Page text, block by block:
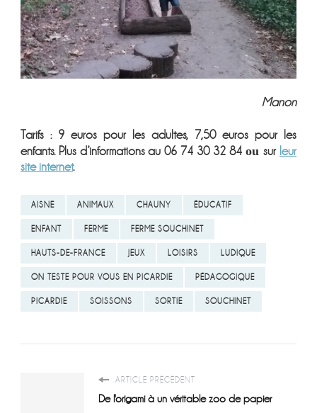
Manon
Tarifs : 9 euros pour les adultes, 7,50 euros pour les
enfants. Plus d’informations au 06 74 30 32 84ousur leur
site internet.
AISNE ANIMAUX CHAUNY ÉDUCATIF
ENFANT FERME FERME SOUCHINET
HAUTS-DE-FRANCE JEUX LOISIRS LUDIQUE
ON TESTE POUR VOUS EN PICARDIE PÉDAGOGIQUE
PICARDIE SOISSONS SORTIE SOUCHINET
ARTICLE PRÉCÉDENT
De l'origami à un véritable zoo de papier